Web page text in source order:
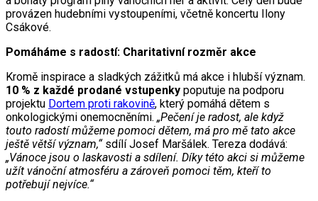
provázen hudebními vystoupeními, včetně koncertu Ilony
Csákové.
Pomáháme s radostí: Charitativní rozměr akce
Kromě inspirace a sladkých zážitků má akce i hlubší význam.
10 % z každé prodané vstupenky poputuje na podporu
projektu Dortem proti rakovině, který pomáhá dětem s
onkologickými onemocněními. „Pečení je radost, ale když
touto radostí můžeme pomoci dětem, má pro mě tato akce
ještě větší význam,“sdílí Josef Maršálek. Tereza dodává:
„Vánoce jsou o laskavosti a sdílení. Díky této akci si můžeme
užít vánoční atmosféru a zároveň pomoci těm, kteří to
potřebují nejvíce.“